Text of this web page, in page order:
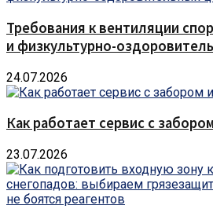
Требования к вентиляции
и физкультурно-
24.07.2026
Как работает сервис с
23.07.2026